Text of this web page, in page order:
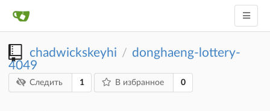
chadwickskeyhi / donghaeng-lottery-
4049
Следить 1 В избранное 0